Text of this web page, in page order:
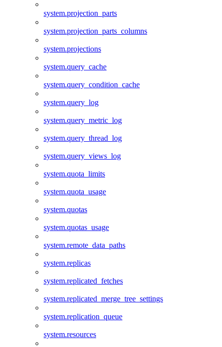
system.projection_parts
system.projection_parts_columns
system.projections
system.query_cache
system.query_condition_cache
system.query_log
system.query_metric_log
system.query_thread_log
system.query_views_log
system.quota_limits
system.quota_usage
system.quotas
system.quotas_usage
system.remote_data_paths
system.replicas
system.replicated_fetches
system.replicated_merge_tree_settings
system.replication_queue
system.resources